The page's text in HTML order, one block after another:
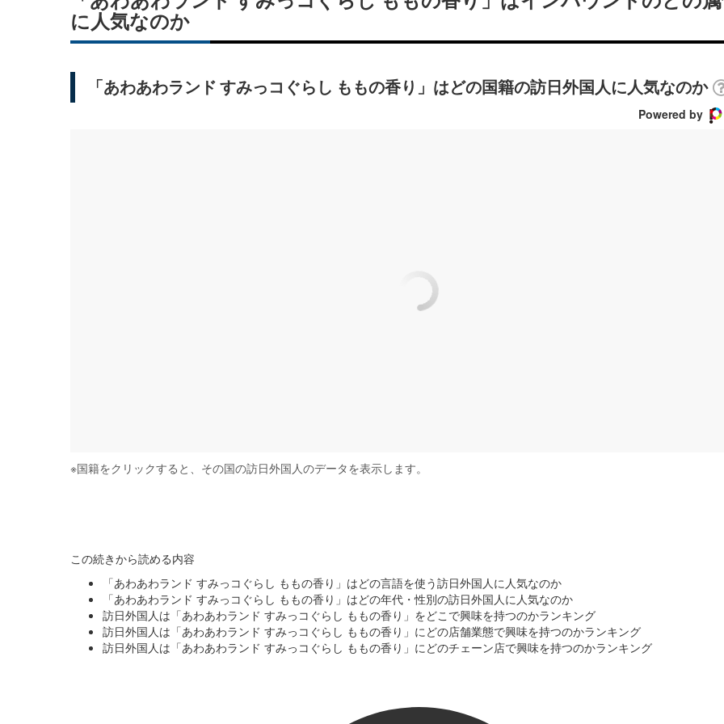
に人気なのか
「あわあわランド すみっコぐらし ももの香り」はどの国籍の訪日外国人に人気なのか
Powered by
※国籍をクリックすると、その国の訪日外国人のデータを表示します。
この続きから読める内容
「あわあわランド すみっコぐらし ももの香り」はどの言語を使う訪日外国人に人気なのか
「あわあわランド すみっコぐらし ももの香り」はどの年代・性別の訪日外国人に人気なのか
訪日外国人は「あわあわランド すみっコぐらし ももの香り」をどこで興味を持つのかランキング
訪日外国人は「あわあわランド すみっコぐらし ももの香り」にどの店舗業態で興味を持つのかランキング
訪日外国人は「あわあわランド すみっコぐらし ももの香り」にどのチェーン店で興味を持つのかランキング